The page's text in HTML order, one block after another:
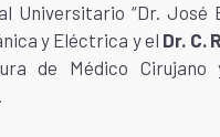
“Dr. José
y Eléctrica y el Dr. C.
de Médico